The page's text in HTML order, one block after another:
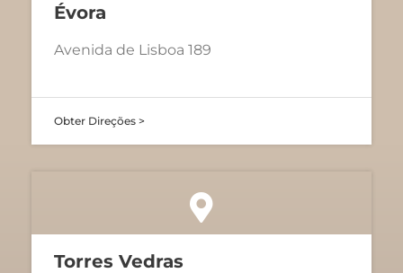
Évora
Avenida de Lisboa 189
Obter Direções >
Torres Vedras